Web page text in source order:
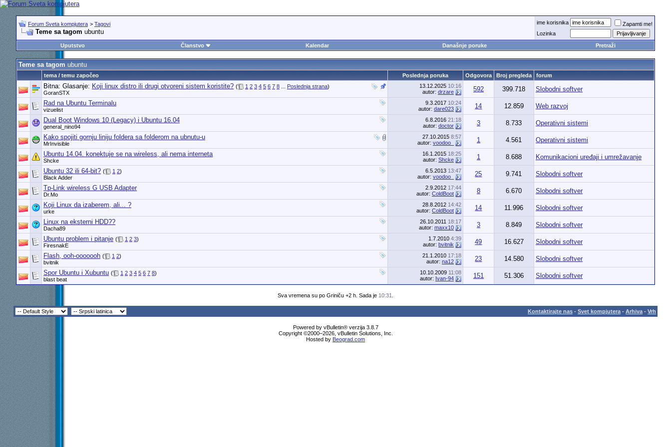
Forum Sveta kompjutera > Tagovi
Teme sa tagom ubuntu
ime korisnika
Zapamti me!
Lozinka
Uputstvo
Članstvo Kalendar Današnje poruke Pretraži
Teme sa tagom ubuntu
tema / temu započeo Poslednja poruka Odgovora Broj pregleda forum
Bitna: Glasanje: Koji linux distro ili drugi otvoreni sistem koristite? ( 1 2 3 4 5 6 7 8... Poslednja strana)
GoranSTX
13.12.2025 10:16
autor: drzare 592 399.718
Slobodni softver
Rad na Ubuntu Terminalu
vizuelist
9.3.2017 10:24
autor: dare023 14 12.859
Web razvoj
Dual Boot Windows 10 (Legacy) i Ubuntu 16.04
general_nino94
6.8.2016 21:18
autor: doctor 3 8.733
Operativni sistemi
Kako spojiti gornju liniju foldera sa folderom na ubnutu-u
MrInvisible
27.10.2015 8:57
autor: voodoo_ 1 4.561
Operativni sistemi
Ubuntu 14.04. konektuje se na wireless, ali nema interneta
Shcke
16.1.2015 18:25
autor: Shcke 1 8.688
Komunikacioni uređaji i umrežavanje
Ubuntu 32 ili 64-bit? ( 1 2)
Black Adder
6.5.2013 13:47
autor: voodoo_ 25 9.741
Slobodni softver
Tp-Link wireless G USB Adapter
Dr.Mo
2.9.2012 17:44
autor: ColdBoot 8 6.670
Slobodni softver
Koji Linux da izaberem, ali... ?
urke
28.8.2012 14:42
autor: ColdBoot 14 11.996
Slobodni softver
Linux na eksterni HDD??
Dacha89
26.10.2011 18:17
autor: maxx10 3 8.849
Slobodni softver
Ubuntu problem i pitanje ( 1 2 3)
FiresnakE
1.7.2010 4:39
autor: bvitnik 49 16.627
Slobodni softver
Flash, ooh-ooooooh ( 1 2)
bvitnik
21.1.2010 17:18
autor: na12 23 14.580
Slobodni softver
Spor Ubuntu i Xubuntu ( 1 2 3 4 5 6 7 8)
blast beat
10.10.2009 11:08
autor: Ivan-94 151 51.306 Slobodni softver
Sva vremena su po Griniču +2 h. Sada je 10:31
Kontaktirajte nas - Svet kompjutera - Arhiva - Vrh
Powered by vBulletin® verzija 3.8.7
Copyright ©2000–2026, vBulletin Solutions, Inc.
Hosted by Beograd.com